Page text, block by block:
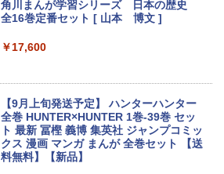
U メモリ8GB SSD256GB 15インチ フル
HD Windows11 Home WEBカメラ 無線
LAN テンキー DVDマルチ P75F 1年保証
レビュー特典:WPS Office Bランク パソ
コン ノートパソコン デル 中古ノートPC
￥30,800
00-8/11 01:59】Xiaomi Monitor A24i 20
万色 300nits ΔE＜1 低ブルーライト 大
画面 TÜV認証 目にやさしい 調整可能な
スタンド VESA
￥12,580
角川まんが学習シリーズ 日本の歴史
全16巻定番セット [ 山本 博文 ]
￥17,600
【9月上旬発送予定】 ハンターハンター
全巻 HUNTER×HUNTER 1巻-39巻 セッ
ト 最新 冨樫 義博 集英社 ジャンプコミッ
クス 漫画 マンガ まんが 全巻セット 【送
料無料】【新品】